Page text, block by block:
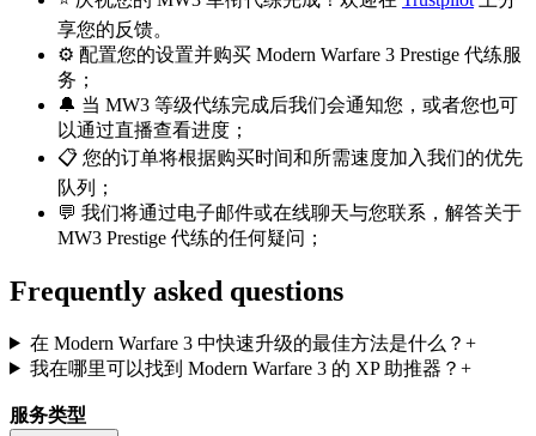
享您的反馈。
⚙️ 配置您的设置并购买 Modern Warfare 3 Prestige 代练服
务；
🔔 当 MW3 等级代练完成后我们会通知您，或者您也可
以通过直播查看进度；
📋 您的订单将根据购买时间和所需速度加入我们的优先
队列；
💬 我们将通过电子邮件或在线聊天与您联系，解答关于
MW3 Prestige 代练的任何疑问；
Frequently asked questions
在 Modern Warfare 3 中快速升级的最佳方法是什么？ +
我在哪里可以找到 Modern Warfare 3 的 XP 助推器？ +
服务类型